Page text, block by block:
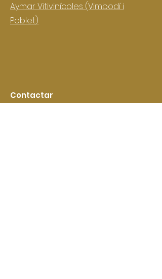
Aymar Vitivinícoles (Vimbodí i
Poblet)
Contactar